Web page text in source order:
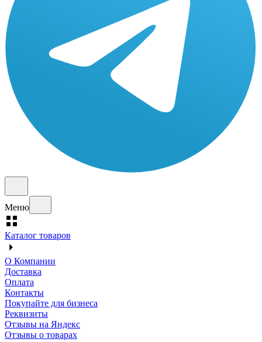
Меню
Каталог товаров
О Компании
Доставка
Оплата
Контакты
Покупайте для бизнеса
Реквизиты
Отзывы на Яндекс
Отзывы о товарах